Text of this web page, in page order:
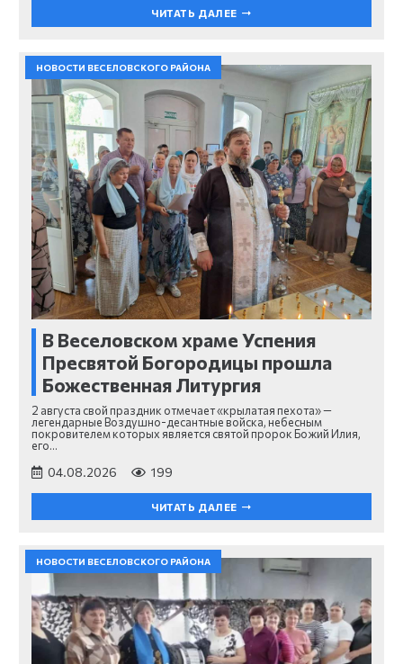
ЧИТАТЬ ДАЛЕЕ
НОВОСТИ ВЕСЕЛОВСКОГО РАЙОНА
В Веселовском храме Успения
Пресвятой Богородицы прошла
Божественная Литургия
2 августа свой праздник отмечает «крылатая пехота» —
легендарные Воздушно-десантные войска, небесным
покровителем которых является святой пророк Божий Илия,
его…
04.08.2026 199
ЧИТАТЬ ДАЛЕЕ
НОВОСТИ ВЕСЕЛОВСКОГО РАЙОНА